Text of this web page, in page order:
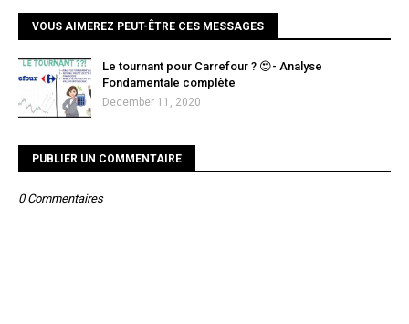
VOUS AIMEREZ PEUT-ÊTRE CES MESSAGES
Le tournant pour Carrefour ? 😍- Analyse
Fondamentale complète
December 11, 2020
PUBLIER UN COMMENTAIRE
0 Commentaires